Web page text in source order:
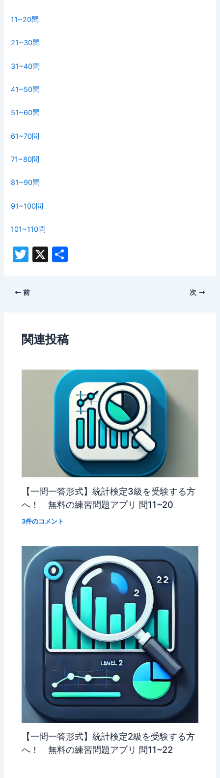
11~20問
21~30問
31~40問
41~50問
51~60問
61~70問
71~80問
81~90問
91~100問
101~110問
T
itt
er
X
Post 前 次
関連投稿
【一問一答形式】統計検定3級を受験する方
へ！ 無料の練習問題アプリ 問11~20
3件のコメント
【一問一答形式】統計検定2級を受験する方
へ！ 無料の練習問題アプリ 問11~22